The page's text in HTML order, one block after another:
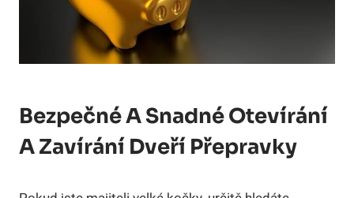
Bezpečné A Snadné Otevírání
A Zavírání Dveří Přepravky